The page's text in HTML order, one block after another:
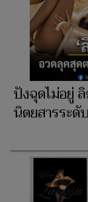
ปังฉุดไม่อยู่
นิตยสารระ